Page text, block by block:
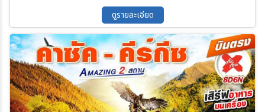
ดูรายละเอียด